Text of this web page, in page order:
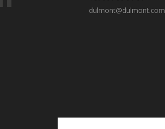
dulmont@dulmont.com